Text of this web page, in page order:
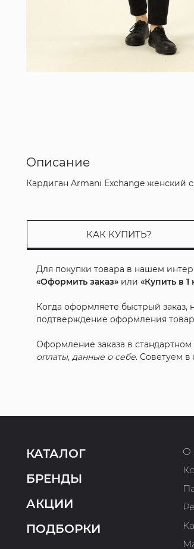
Описание
Кардиган Armani Exchange женский
КАК КУПИТЬ?
Для покупки товара в нашем
«Оформить заказ» или«Купить в 1
Когда оформляете быстрый заказ,
подтверждение оформления
Оформление заказа в
оплаты,данные о себе. Советуем
КАТАЛОГ
БРЕНДЫ
АКЦИИ
ПОДБОРКИ
О